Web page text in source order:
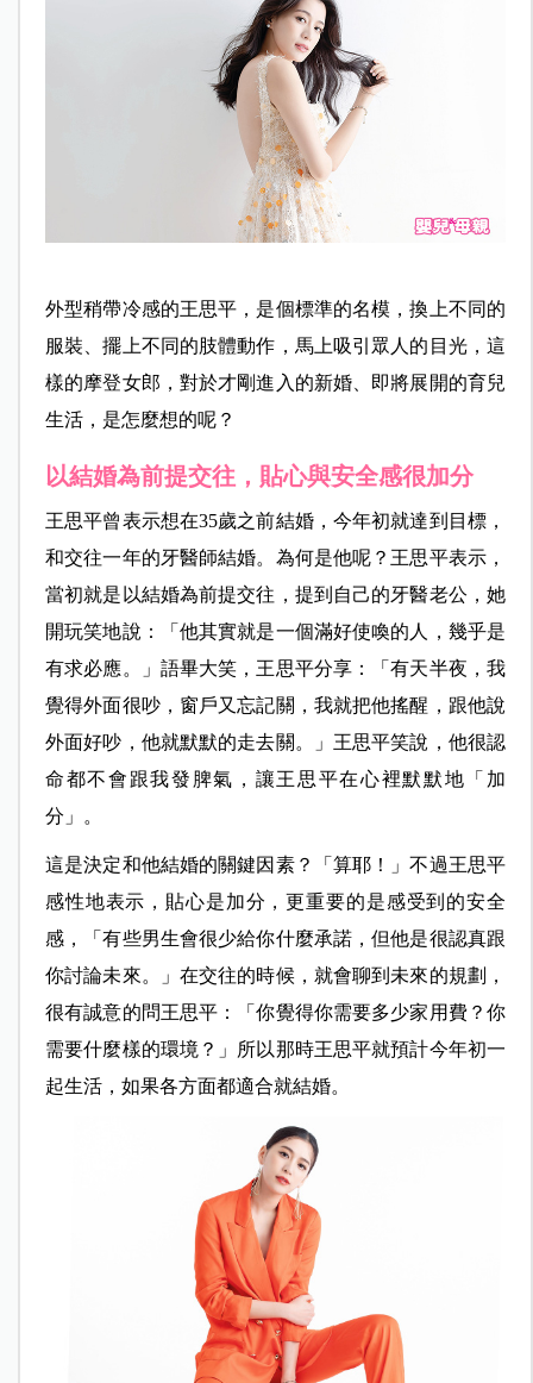
外型稍帶冷感的王思平，是個標準的名模，換上不同的
服裝、擺上不同的肢體動作，馬上吸引眾人的目光，這
樣的摩登女郎，對於才剛進入的新婚、即將展開的育兒
生活，是怎麼想的呢？
以結婚為前提交往，貼心與安全感很加分
王思平曾表示想在35歲之前結婚，今年初就達到目標，
和交往一年的牙醫師結婚。為何是他呢？王思平表示，
當初就是以結婚為前提交往，提到自己的牙醫老公，她
開玩笑地說：「他其實就是一個滿好使喚的人，幾乎是
有求必應。」語畢大笑，王思平分享：「有天半夜，我
覺得外面很吵，窗戶又忘記關，我就把他搖醒，跟他說
外面好吵，他就默默的走去關。」王思平笑說，他很認
命都不會跟我發脾氣，讓王思平在心裡默默地「加
分」。
這是決定和他結婚的關鍵因素？「算耶！」不過王思平
感性地表示，貼心是加分，更重要的是感受到的安全
感，「有些男生會很少給你什麼承諾，但他是很認真跟
你討論未來。」在交往的時候，就會聊到未來的規劃，
很有誠意的問王思平：「你覺得你需要多少家用費？你
需要什麼樣的環境？」所以那時王思平就預計今年初一
起生活，如果各方面都適合就結婚。